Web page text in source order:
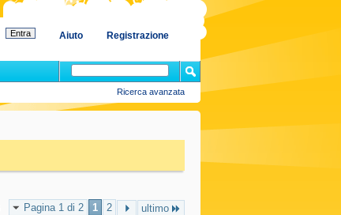
Registrazione
Aiuto
Ricerca avanzata
Pagina 1 di 2 1 2 ultimo